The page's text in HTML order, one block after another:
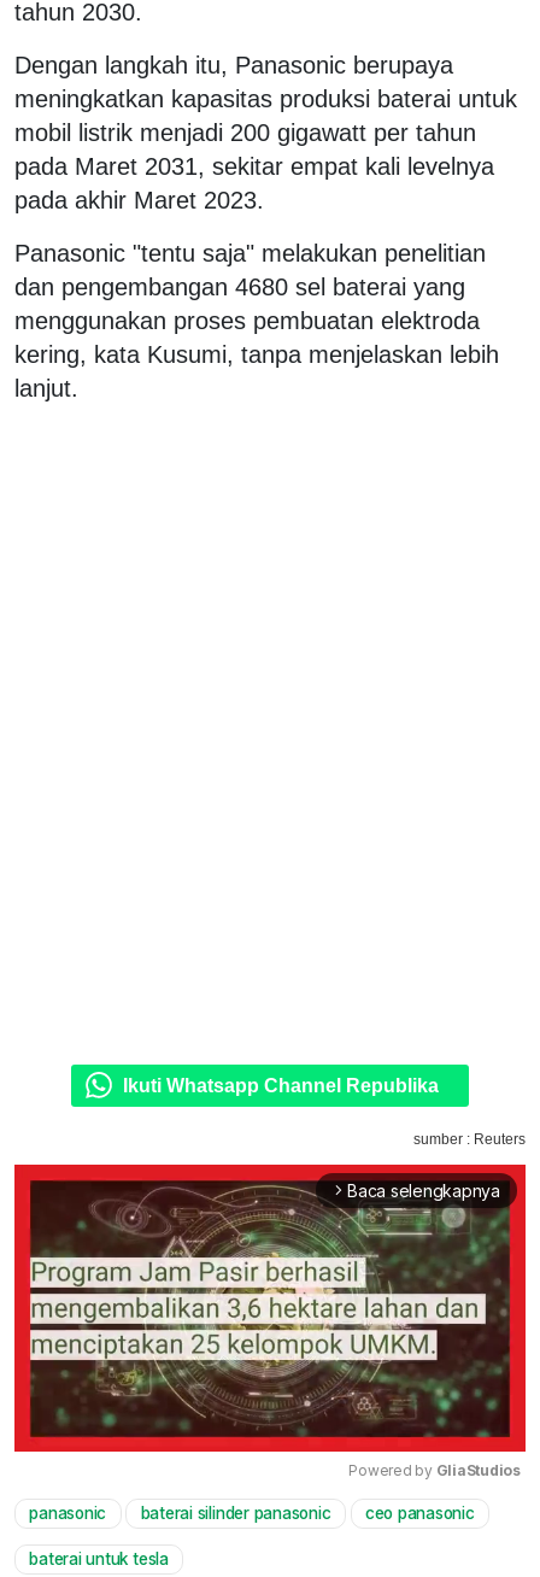
tahun 2030.
Dengan langkah itu, Panasonic berupaya
meningkatkan kapasitas produksi baterai untuk
mobil listrik menjadi 200 gigawatt per tahun
pada Maret 2031, sekitar empat kali levelnya
pada akhir Maret 2023.
Panasonic "tentu saja" melakukan penelitian
dan pengembangan 4680 sel baterai yang
menggunakan proses pembuatan elektroda
kering, kata Kusumi, tanpa menjelaskan lebih
lanjut.
Ikuti Whatsapp Channel Republika
sumber : Reuters
arrow_forward_ios Baca selengkapnya
Mute
Powered by GliaStudios
panasonic baterai silinder panasonic ceo panasonic
baterai untuk tesla